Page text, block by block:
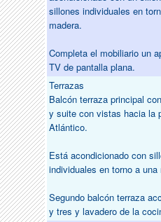
sillones individuales en
madera.
Completa el mobiliario un
TV de pantalla plana.
Terrazas
Balcón terraza principal
y suite con vistas hacia la
Atlántico.
Está acondicionado con
individuales en torno a
Segundo balcón terraza
y tres y lavadero de la